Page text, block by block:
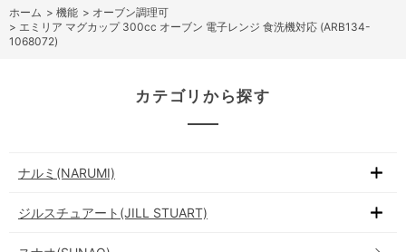
ホーム > 機能 > オーブン調理可
> エミリア マグカップ 300cc オーブン 電子レンジ 食洗機対応 (ARB134-
1068072)
カテゴリから探す
ナルミ(NARUMI)
ジルスチュアート(JILL STUART)